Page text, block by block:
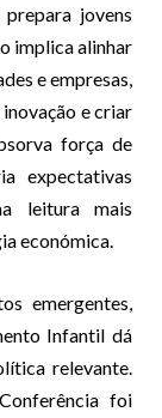
jovens
implica alinhar
e empresas,
e criar
força de
expectativas
leitura mais
económica.
emergentes,
Infantil dá
relevante.
foi